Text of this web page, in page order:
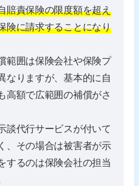
賠責保険の限度額を超え
険に請求することになり
範囲は保険会社や保険プ
なりますが、基本的に自
高額で広範囲の補償がさ
談代行サービスが付いて
、その場合は被害者が示
するのは保険会社の担当